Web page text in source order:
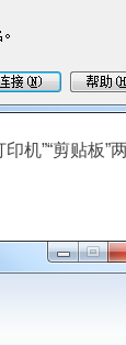
机”“剪贴板”